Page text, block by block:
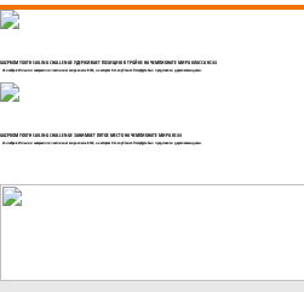
GAZPROM YOUTH SAILING CHALLENGE УДЕРЖИВАЕТ ПОЗИЦИЮ В ТРОЙКЕ НА ЧЕМПИОНАТЕ МИРА КЛАССА RC44
24 ноября в Испании завершился чемпионат мира класса RC44, на котором Яхт-клуб Санкт-Петербурга был представлен двумя командами.
GAZPROM YOUTH SAILING CHALLENGE ЗАНИМАЕТ ПЯТОЕ МЕСТО НА ЧЕМПИОНАТЕ МИРА RC44
24 ноября в Испании завершился чемпионат мира класса RC44, на котором Яхт-клуб Санкт-Петербурга был представлен двумя командами.